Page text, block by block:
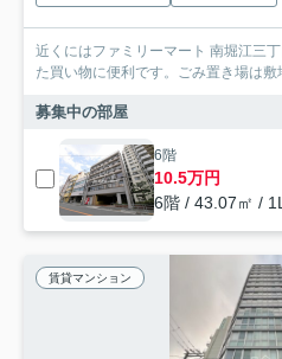
近くにはファミリーマート 南堀江三
た買い物に便利です。ごみ置き場は敷
募集中の部屋
6階
10.5万円
6階 / 43.07㎡ /
賃貸マンション